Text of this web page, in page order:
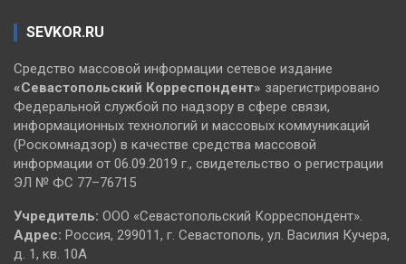
SEVKOR.RU
Средство массовой информации сетевое издание
«Севастопольский Корреспондент» зарегистрировано
Федеральной службой по надзору в сфере связи,
информационных технологий и массовых коммуникаций
(Роскомнадзор) в качестве средства массовой
информации от 06.09.2019 г., свидетельство о регистрации
ЭЛ № ФС 77–76715
Учредитель: ООО «Севастопольский Корреспондент».
Адрес: Россия, 299011, г. Севастополь, ул. Василия Кучера,
д. 1, кв. 10А